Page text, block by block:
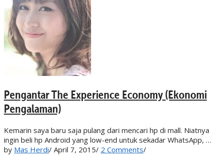
Pengantar The Experience Economy (Ekonomi
Pengalaman)
Kemarin saya baru saja pulang dari mencari hp di mall. Niatnya
ingin beli hp Android yang low-end untuk sekadar WhatsApp, …
by Mas Herdi/ April 7, 2015/ 2 Comments/